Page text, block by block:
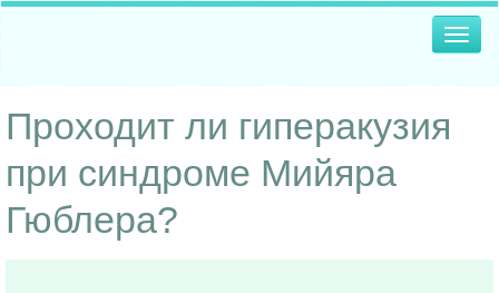
Проходит ли гиперакузия
при синдроме Мийяра
Гюблера?